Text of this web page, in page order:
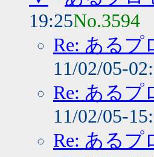
19:25No.3594
Re: あるプ
11/02/05-
Re: あるプ
11/02/05-
Re: あるプ